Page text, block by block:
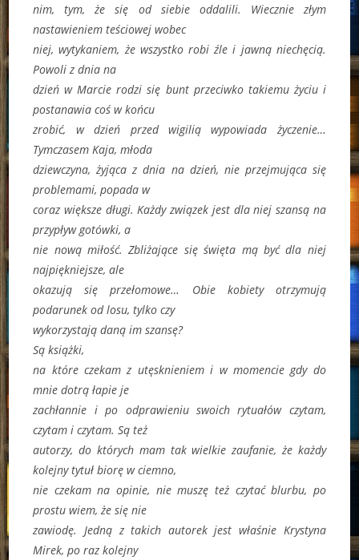
nim, tym, że się od siebie oddalili. Wiecznie złym
nastawieniem teściowej wobec
niej, wytykaniem, że wszystko robi źle i jawną niechęcią.
Powoli z dnia na
dzień w Marcie rodzi się bunt przeciwko takiemu życiu i
postanawia coś w końcu
zrobić, w dzień przed wigilią wypowiada życzenie…
Tymczasem Kaja, młoda
dziewczyna, żyjąca z dnia na dzień, nie przejmująca się
problemami, popada w
coraz większe długi. Każdy związek jest dla niej szansą na
przypływ gotówki, a
nie nową miłość. Zbliżające się święta mą być dla niej
najpiękniejsze, ale
okazują się przełomowe… Obie kobiety otrzymują
podarunek od losu, tylko czy
wykorzystają daną im szansę?
Są książki,
na które czekam z utęsknieniem i w momencie gdy do
mnie dotrą łapie je
zachłannie i po odprawieniu swoich rytuałów czytam,
czytam i czytam. Są też
autorzy, do których mam tak wielkie zaufanie, że każdy
kolejny tytuł biorę w ciemno,
nie czekam na opinie, nie muszę też czytać blurbu, po
prostu wiem, że się nie
zawiodę. Jedną z takich autorek jest właśnie Krystyna
Mirek, po raz kolejny